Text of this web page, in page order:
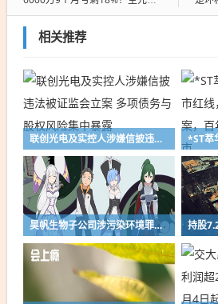
相关推荐
联创光电及实控人涉嫌信披违法被证监会立案 多项债务与股权风险集中暴露
昊帆生物子公司涉污染环境罪被公诉，公司称将向原股东追偿损失